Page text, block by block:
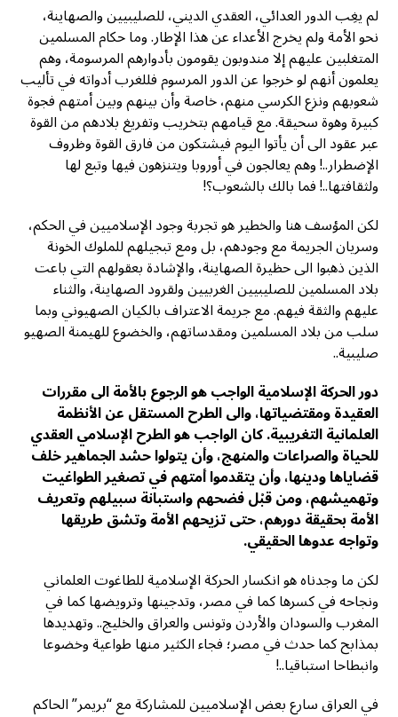
لم يغِب الدور العدائي، العقدي الديني، للصليبيين والصهاينة،
نحو الأمة ولم يخرج الأعداء عن هذا الإطار. وما حكام المسلمين
المتغلبين عليهم إلا مندوبون يقومون بأدوارهم المرسومة، وهم
يعلمون أنهم لو خرجوا عن الدور المرسوم فللغرب أدواته في تأليب
شعوبهم ونزع الكرسي منهم، خاصة وأن بينهم وبين أمتهم فجوة
كبيرة وهوة سحيقة. مع قيامهم بتخريب وتفريغ بلادهم من القوة
عبر عقود الى أن يأتوا اليوم فيشتكون من فارق القوة وظروف
الإضطرار..! وهم يعالجون في أوروبا ويتنزهون فيها وتبع لها
ولثقافتها..! فما بالك بالشعوب؟!
لكن المؤسف هنا والخطير هو تجربة وجود الإسلاميين في الحكم،
وسريان الجريمة مع وجودهم، بل ومع تبجيلهم للملوك الخونة
الذين ذهبوا الى حظيرة الصهاينة، والإشادة بعقولهم التي باعت
بلاد المسلمين للصليبيين الغربيين ولقرود الصهاينة، والثناء
عليهم والثقة فيهم. مع جريمة الاعتراف بالكيان الصهيوني وبما
سلب من بلاد المسلمين ومقدساتهم، والخضوع للهيمنة الصهيو
صليبية..
دور الحركة الإسلامية الواجب هو الرجوع بالأمة الى مقررات
العقيدة ومقتضياتها، والى الطرح المستقل عن الأنظمة
العلمانية التغريبية. كان الواجب هو الطرح الإسلامي العقدي
للحياة والصراعات والمنهج، وأن يتولوا حشد الجماهير خلف
قضاياها ودينها، وأن يتقدموا أمتهم في تصغير الطواغيت
وتهميشهم، ومن قبْل فضحهم واستبانة سبيلهم وتعريف
الأمة بحقيقة دورهم، حتى تزيحهم الأمة وتشق طريقها
وتواجه عدوها الحقيقي.
لكن ما وجدناه هو انكسار الحركة الإسلامية للطاغوت العلماني
ونجاحه في كسرها كما في مصر، وتدجينها وترويضها كما في
المغرب والسودان والأردن وتونس والعراق والخليج.. وتهديدها
بمذابح كما حدث في مصر؛ فجاء الكثير منها طواعية وخضوعا
وانبطاحا استباقيا..!
في العراق سارع بعض الإسلاميين للمشاركة مع “بريمر” الحاكم